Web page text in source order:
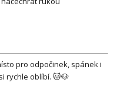
pro odpočinek, spánek i
rychle oblíbí. 🐱🐶